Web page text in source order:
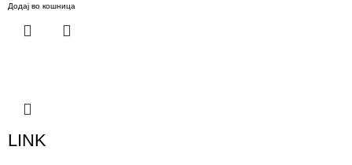
Додај во кошница
LINK